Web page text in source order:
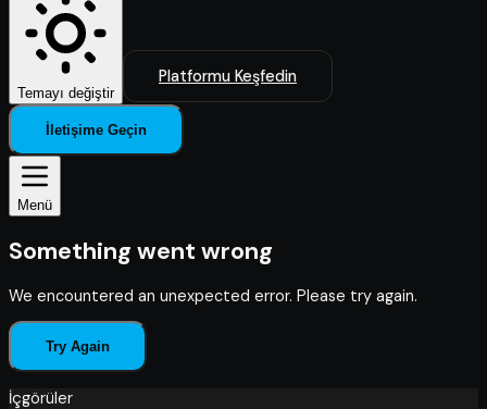
Temayı değiştir
Platformu Keşfedin
İletişime Geçin
Menü
Something went wrong
We encountered an unexpected error. Please try again.
Try Again
İçgörüler